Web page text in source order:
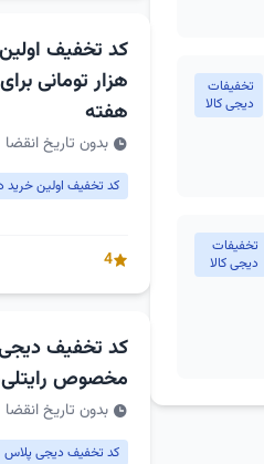
تخفیفات
دیجی کالا
تخفیفات
دیجی کالا
هزار تومانی
هفته
بدون تاریخ انقضا
کد تخفیف اولین خرید
4
مخصوص
بدون تاریخ انقضا
کد تخفیف دیجی پلاس